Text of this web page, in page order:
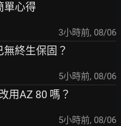
單心得
3小時前, 08/06
無終生保固？
5小時前, 08/06
用AZ 80 嗎？
5小時前, 08/06